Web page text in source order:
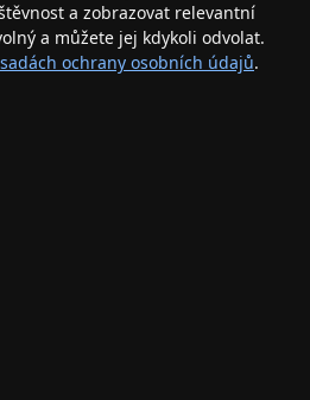
a zobrazovat relevantní
a můžete jej kdykoli odvolat.
ochrany osobních údajů.